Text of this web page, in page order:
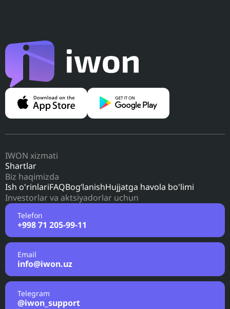
IWON xizmati
Shartlar
Biz haqimizda
Ish o'rinlariFAQBog‘lanishHujjatga havola bo'limi
Investorlar va aktsiyadorlar uchun
Telefon
+998 71 205-99-11
Email
info@iwon.uz
Telegram
@iwon_support